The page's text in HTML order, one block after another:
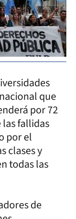
que
por 72
las fallidas
por el
clases y
todas las
de